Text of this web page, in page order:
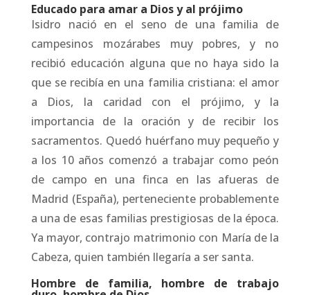
Educado para amar a Dios y al prójimo
Isidro nació en el seno de una familia de
campesinos mozárabes muy pobres, y no
recibió educación alguna que no haya sido la
que se recibía en una familia cristiana: el amor
a Dios, la caridad con el prójimo, y la
importancia de la oración y de recibir los
sacramentos. Quedó huérfano muy pequeño y
a los 10 años comenzó a trabajar como peón
de campo en una finca en las afueras de
Madrid (España), perteneciente probablemente
a una de esas familias prestigiosas de la época.
Ya mayor, contrajo matrimonio con María de la
Cabeza, quien también llegaría a ser santa.
Hombre de familia, hombre de trabajo